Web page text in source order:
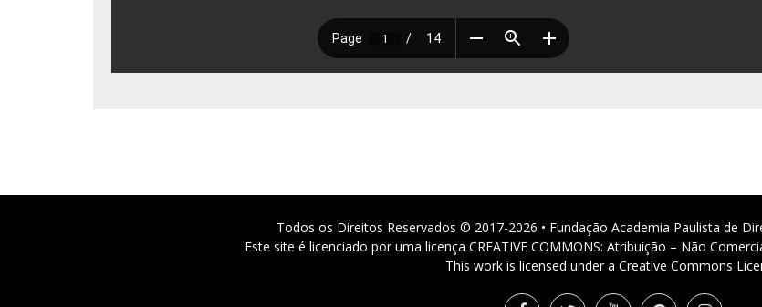
Todos os Direitos Reservados © 2017-2026 • Fundação Academia Paulista de
Este site é licenciado por uma licença CREATIVE COMMONS: Atribuição – Não
This work is licensed under a Creative Commons